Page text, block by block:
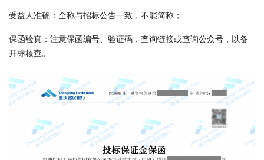
受益人准确：全称与招标公告一致，不能简称；
保函验真：注意保函编号、验证码，查询链接或查询公众号，以备
开标核查。